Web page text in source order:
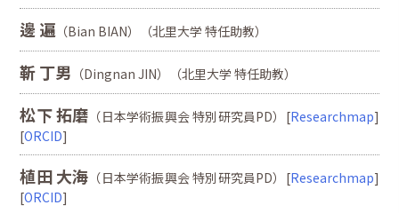
邊 遍（Bian BIAN）（北里大学 特任助教）
靳 丁男 （Dingnan JIN）（北里大学 特任助教）
松下 拓磨 （日本学術振興会 特別研究員PD）[Researchmap]
[ORCID]
植田 大海 （日本学術振興会 特別研究員PD）[Researchmap]
[ORCID]